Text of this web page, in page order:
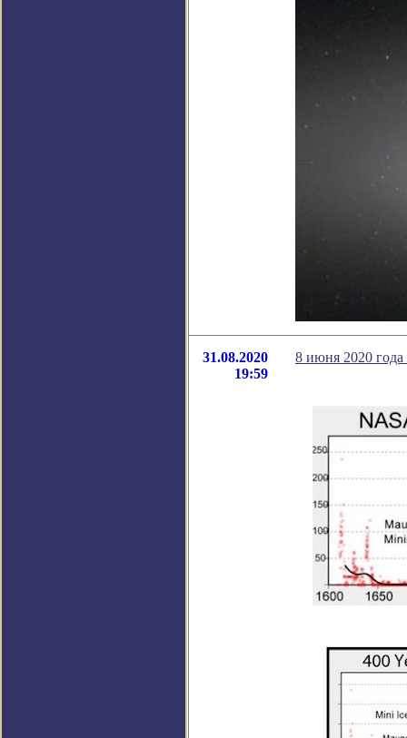
31.08.2020
19:59
8 июня 2020